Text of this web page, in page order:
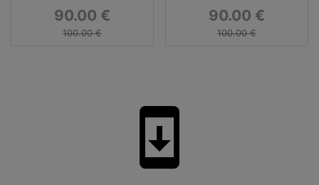
90.00 €
100.00 €
90.00 €
100.00 €
system_update